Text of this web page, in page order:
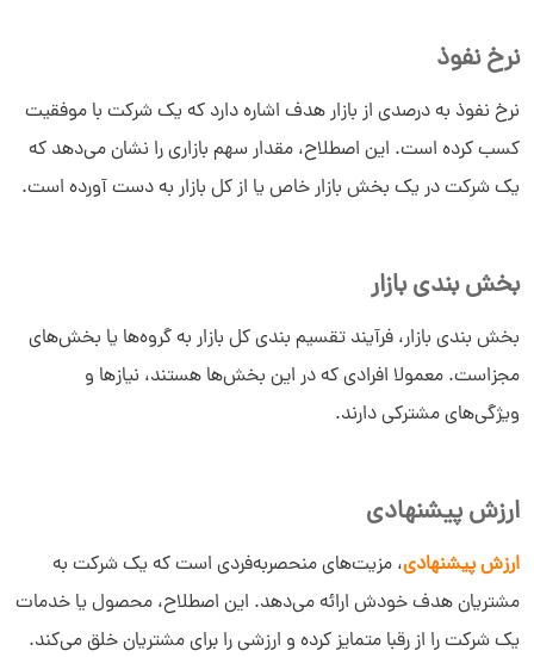
نرخ نفوذ
نرخ نفوذ به درصدی از بازار هدف اشاره دارد که یک شرکت با موفقیت
کسب کرده است. این اصطلاح، مقدار سهم بازاری را نشان می‌دهد که
یک شرکت در یک بخش بازار خاص یا از کل بازار به دست آورده است.
بخش‌ بندی بازار
بخش بندی بازار، فرآیند تقسیم بندی کل بازار به گروه‌ها یا بخش‌های
مجزاست. معمولا افرادی که در این بخش‌ها هستند، نیازها و
ویژگی‌های مشترکی دارند.
ارزش پیشنهادی
ارزش پیشنهادی، مزیت‌های منحصربه‌فردی است که یک شرکت به
مشتریان هدف خودش ارائه می‌دهد. این اصطلاح، محصول یا خدمات
یک شرکت را از رقبا متمایز کرده و ارزشی را برای مشتریان خلق می‌کند.